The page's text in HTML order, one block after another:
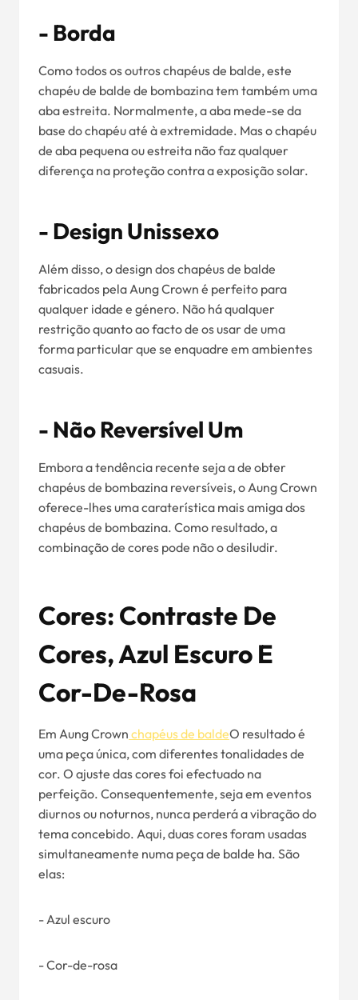
- Borda
Como todos os outros chapéus de balde, este
chapéu de balde de bombazina tem também uma
aba estreita. Normalmente, a aba mede-se da
base do chapéu até à extremidade. Mas o chapéu
de aba pequena ou estreita não faz qualquer
diferença na proteção contra a exposição solar.
- Design Unissexo
Além disso, o design dos chapéus de balde
fabricados pela Aung Crown é perfeito para
qualquer idade e género. Não há qualquer
restrição quanto ao facto de os usar de uma
forma particular que se enquadre em ambientes
casuais.
- Não Reversível Um
Embora a tendência recente seja a de obter
chapéus de bombazina reversíveis, o Aung Crown
oferece-lhes uma caraterística mais amiga dos
chapéus de bombazina. Como resultado, a
combinação de cores pode não o desiludir.
Cores: Contraste De
Cores, Azul Escuro E
Cor-De-Rosa
Em Aung Crown chapéus de baldeO resultado é
uma peça única, com diferentes tonalidades de
cor. O ajuste das cores foi efectuado na
perfeição. Consequentemente, seja em eventos
diurnos ou noturnos, nunca perderá a vibração do
tema concebido. Aqui, duas cores foram usadas
simultaneamente numa peça de balde ha. São
elas:
- Azul escuro
- Cor-de-rosa